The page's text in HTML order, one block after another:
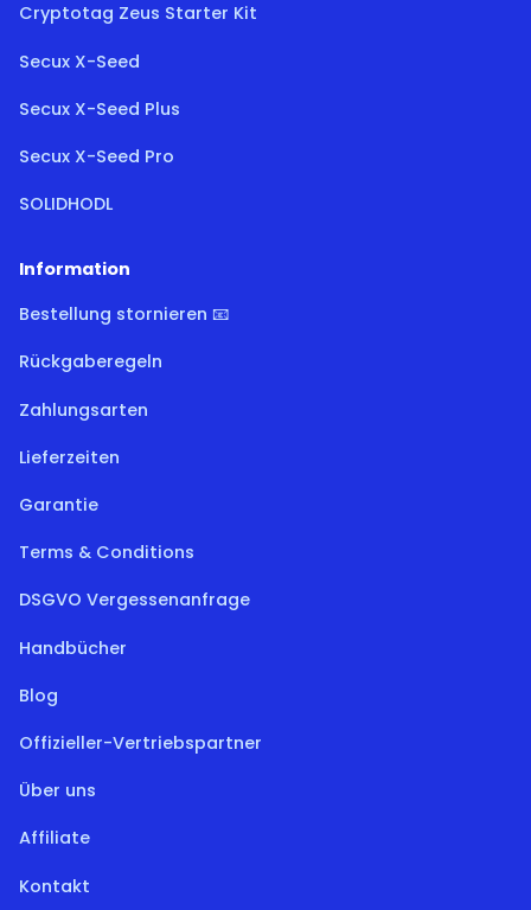
Cryptotag Zeus Starter Kit
Secux X-Seed
Secux X-Seed Plus
Secux X-Seed Pro
SOLIDHODL
Information
Bestellung stornieren 📧
Rückgaberegeln
Zahlungsarten
Lieferzeiten
Garantie
Terms & Conditions
DSGVO Vergessenanfrage
Handbücher
Blog
Offizieller-Vertriebspartner
Über uns
Affiliate
Kontakt